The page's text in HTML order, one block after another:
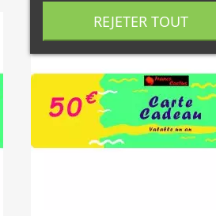
favorite_border
REJETER TOUT